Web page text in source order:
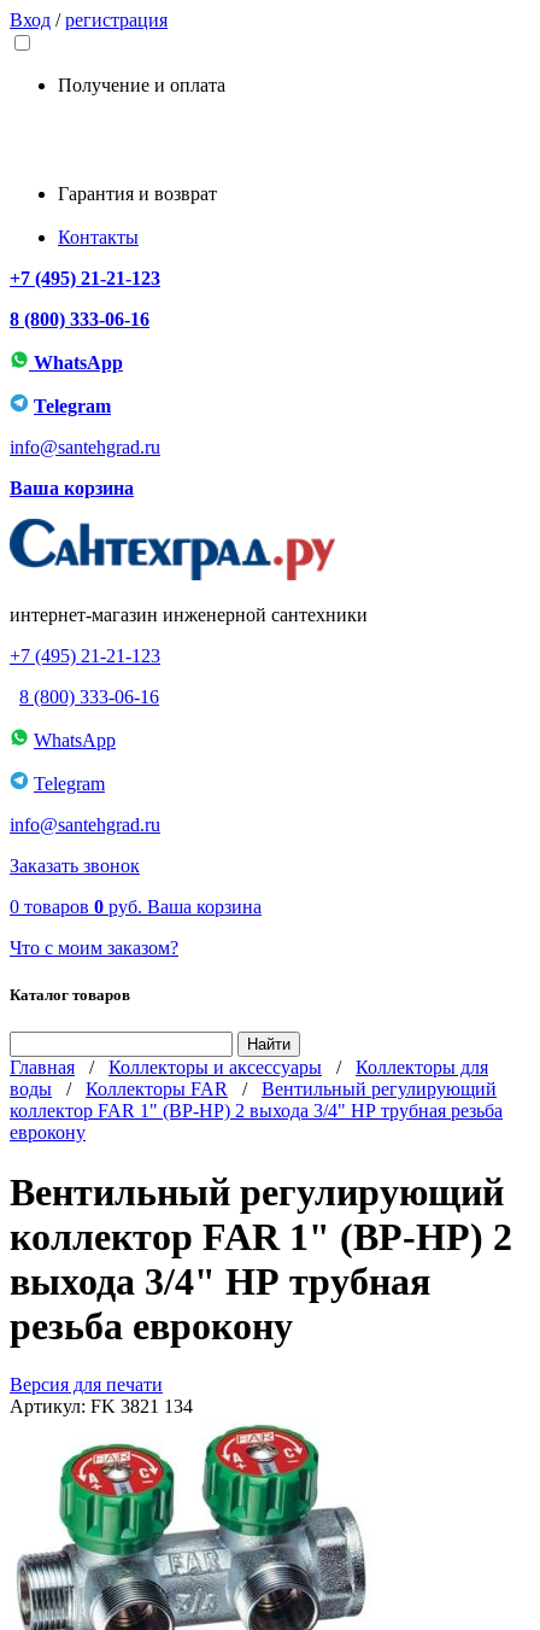
Вход /регистрация
Получение и оплата
Гарантия и возврат
Контакты
+7 (495) 21-21-123
8 (800) 333-06-16
WhatsApp
Telegram
info@santehgrad.ru
Ваша корзина
интернет-магазин инженерной сантехники
+7 (495) 21-21-123
8 (800) 333-06-16
WhatsApp
Telegram
info@santehgrad.ru
Заказать звонок
0 товаров 0 руб. Ваша корзина
Что с моим заказом?
Каталог товаров
Главная / Коллекторы и аксессуары / Коллекторы для
воды / Коллекторы FAR / Вентильный регулирующий
коллектор FAR 1" (ВР-НР) 2 выхода 3/4" НР трубная резьба
еврокону
Вентильный регулирующий
коллектор FAR 1" (ВР-НР) 2
выхода 3/4" НР трубная
резьба еврокону
Версия для печати
Артикул: FK 3821 134